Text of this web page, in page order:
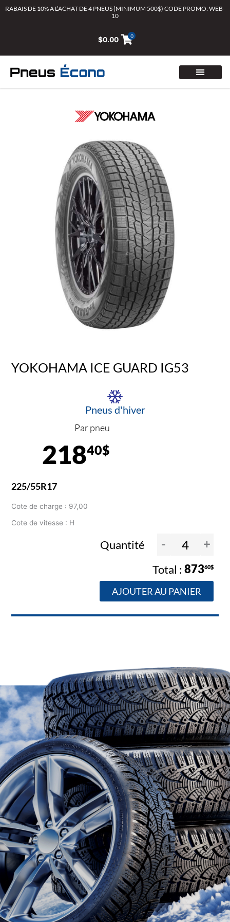
AllerRABAIS DE 10% A L’ACHAT DE 4 PNEUS (MINIMUM 500$) CODE PROMO: WEB-
10
$0.00 0
YOKOHAMA ICE GUARD IG53
Pneus d'hiver
Par pneu
21840$
225/55R17
Cote de charge : 97,00
Cote de vitesse : H
Quantité - +
87360$
AJOUTER AU PANIER